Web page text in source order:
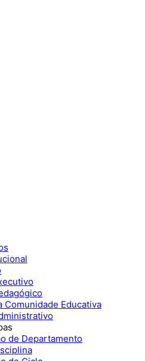
Comunidade Educativa
de Departamento